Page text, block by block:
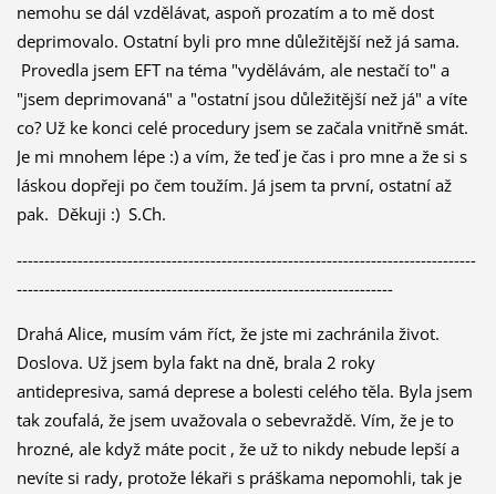
nemohu se dál vzdělávat, aspoň prozatím a to mě dost
deprimovalo. Ostatní byli pro mne důležitější než já sama.
Provedla jsem EFT na téma "vydělávám, ale nestačí to" a
"jsem deprimovaná" a "ostatní jsou důležitější než já" a víte
co? Už ke konci celé procedury jsem se začala vnitřně smát.
Je mi mnohem lépe :) a vím, že teď je čas i pro mne a že si s
láskou dopřeji po čem toužím. Já jsem ta první, ostatní až
pak. Děkuji :) S.Ch.
-----------------------------------------------------------------------------------
--------------------------------------------------------------------
Drahá Alice, musím vám říct, že jste mi zachránila život.
Doslova. Už jsem byla fakt na dně, brala 2 roky
antidepresiva, samá deprese a bolesti celého těla. Byla jsem
tak zoufalá, že jsem uvažovala o sebevraždě. Vím, že je to
hrozné, ale když máte pocit , že už to nikdy nebude lepší a
nevíte si rady, protože lékaři s práškama nepomohli, tak je